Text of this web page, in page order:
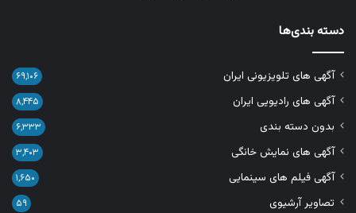
دسته بندی‌ها
آگهی های تلویزیونی ایران ۶۹,۱۰۶
آگهی های رادیویی ایران ۸,۴۴۵
بدون دسته بندی ۶,۳۳۳
آگهی های نمایش خانگی ۳,۴۰۳
آگهی فیلم های سینمایی ۱,۶۵۰
تصاویر آرشیوی ۵۹